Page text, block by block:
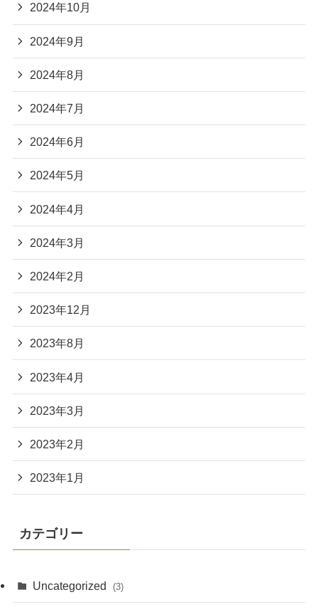
2024年10月
2024年9月
2024年8月
2024年7月
2024年6月
2024年5月
2024年4月
2024年3月
2024年2月
2023年12月
2023年8月
2023年4月
2023年3月
2023年2月
2023年1月
カテゴリー
Uncategorized (3)